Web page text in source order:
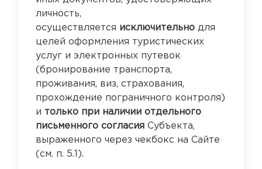
личность,
осуществляется исключительно для
целей оформления туристических
услуг и электронных путевок
(бронирование транспорта,
проживания, виз, страхования,
прохождение пограничного контроля)
и только при наличии отдельного
письменного согласия Субъекта,
выраженного через чекбокс на Сайте
(см. п. 5.1).